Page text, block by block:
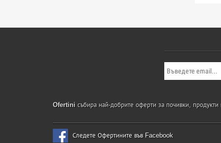
Ofertini събира най-добрите оферти за почивки,
Следете Офертините във Facebook